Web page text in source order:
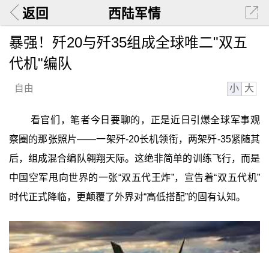
返回 西陆军情
暴强！歼20与歼35组成全球唯二"双五
代机"编队
自由 小 大
看官们，笔者今日要聊的，正是近日引爆全球军事观
察圈的那张照片——一架歼-20长机领衔，两架歼-35紧随其
后，组成混合编队翱翔天际。这绝非简单的训练飞行，而是
中国空军甩向世界的一张“双五代王炸”，宣告着“双五代机”
时代正式降临，更颠覆了外界对“高低搭配”的固有认知。